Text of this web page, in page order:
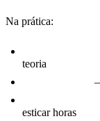
Na prática:
teoria
esticar horas